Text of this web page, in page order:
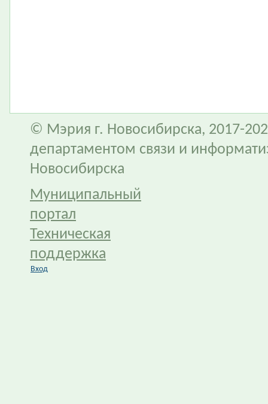
© Мэрия г. Новосибирска, 2017-
департаментом связи и
Новосибирска
Муниципальный
портал
Техническая
поддержка
Вход